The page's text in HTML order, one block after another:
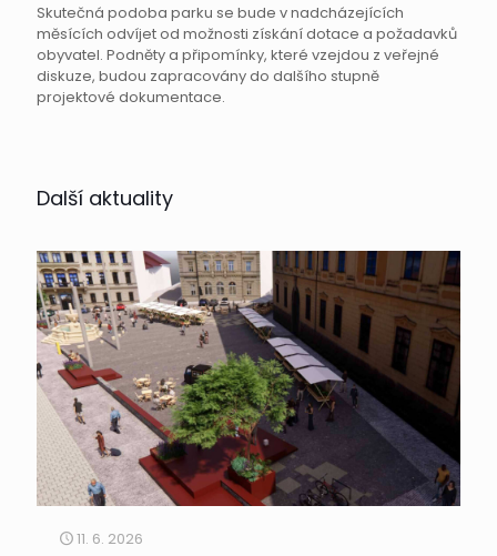
Skutečná podoba parku se bude v nadcházejících
měsících odvíjet od možnosti získání dotace a požadavků
obyvatel. Podněty a připomínky, které vzejdou z veřejné
diskuze, budou zapracovány do dalšího stupně
projektové dokumentace.
Další aktuality
11. 6. 2026